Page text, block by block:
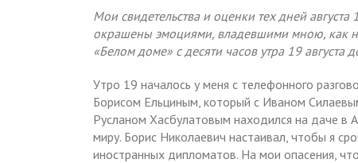
Мои свидетельства и оценки тех дней августа
окрашены эмоциями, владевшими мною, как
«Белом доме» с десяти часов утра 19
Утро 19 началось у меня с телефонного
Борисом Ельциным, который с Иваном
Русланом Хасбулатовым находился на даче в
миру. Борис Николаевич настаивал, чтобы я
иностранных дипломатов. На мои опасения,